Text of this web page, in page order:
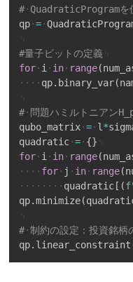
# QuadraticProgramを
qp =
#量子ビットの定義
for i in range(
qp. binary_var(
# 問題ハミルトニアン
qubo_matrix = l*
quadratic = {}
for i in range(
for
j in range(
quadratic [ (
qp.minimize(
# 制約の設定：投資銘柄
qp. linear_constraint